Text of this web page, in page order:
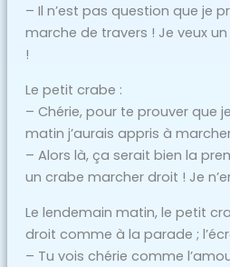
– Il n’est pas question que je
marche de travers ! Je veux
!
Le petit crabe :
– Chérie, pour te prouver que
matin j’aurais appris à
– Alors là, ça serait bien la
un crabe marcher droit ! Je
Le lendemain matin, le petit
droit comme à la parade ;
– Tu vois chérie comme